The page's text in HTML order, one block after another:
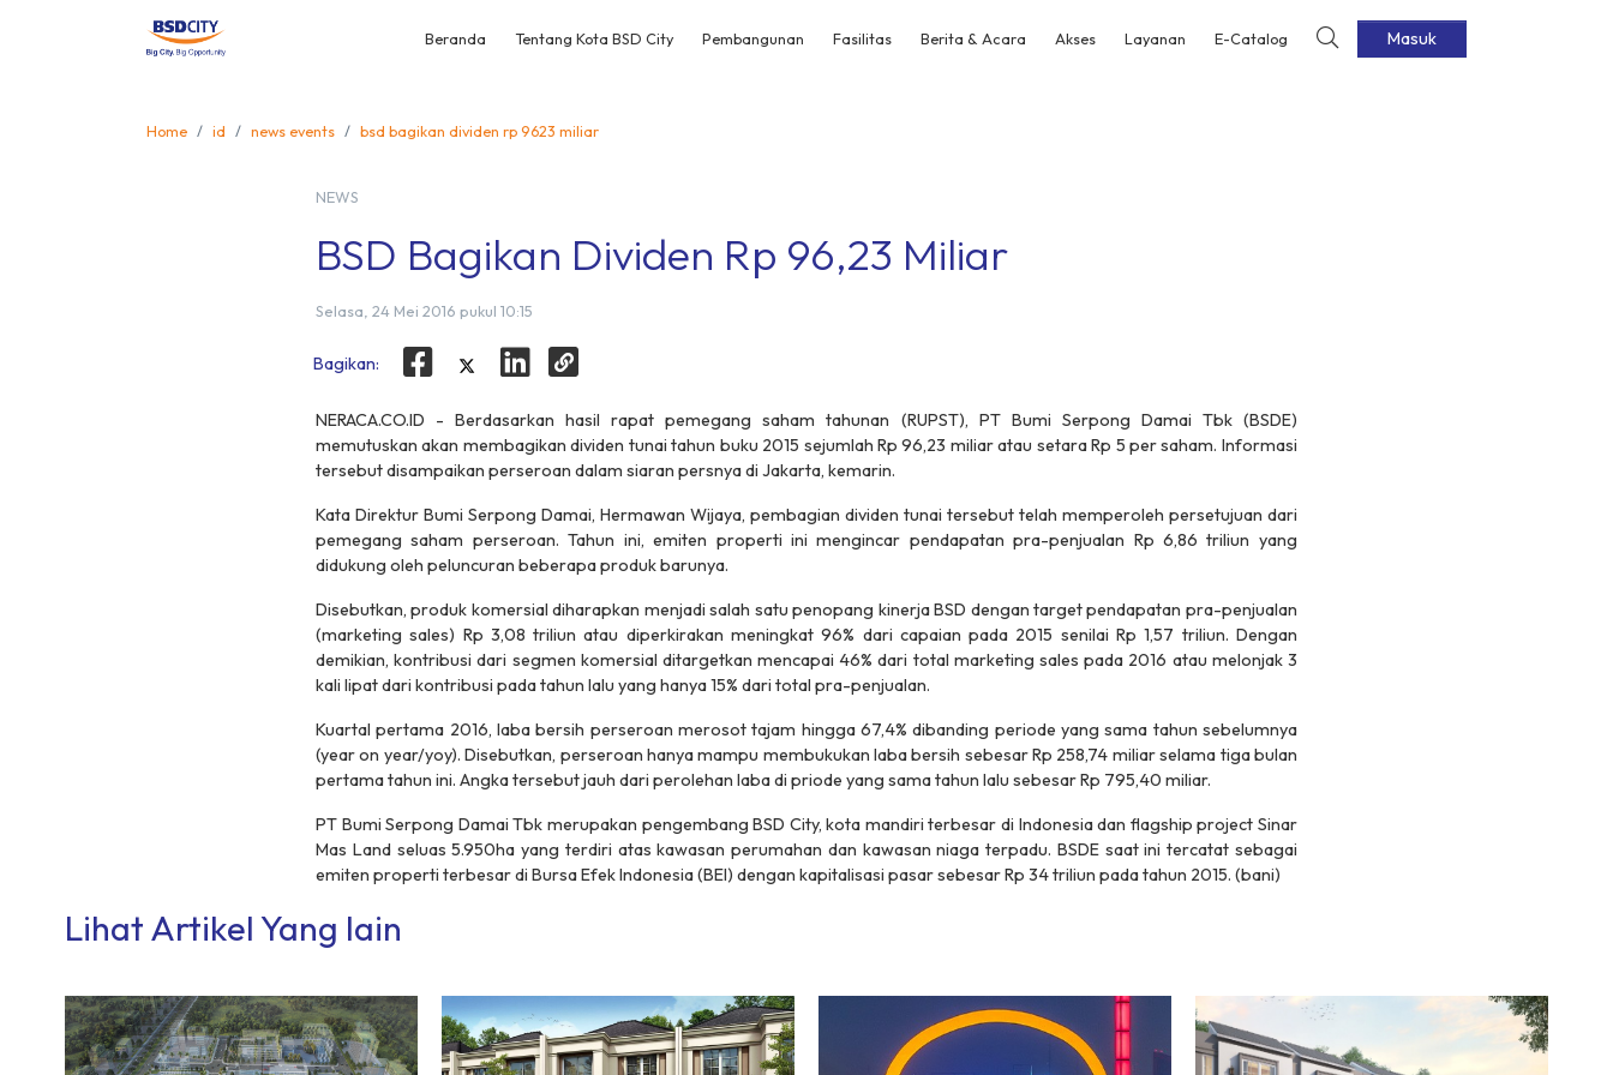
Beranda Tentang Kota BSD City Pembangunan Fasilitas Berita & Acara Akses Layanan E-Catalog Masuk
Home id news events bsd bagikan dividen rp 9623 miliar
NEWS
BSD Bagikan Dividen Rp 96,23 Miliar
Selasa, 24 Mei 2016 pukul 10:15
Bagikan:
NERACA.CO.ID - Berdasarkan hasil rapat pemegang saham tahunan (RUPST), PT Bumi Serpong Damai Tbk (BSDE)
memutuskan akan membagikan dividen tunai tahun buku 2015 sejumlah Rp 96,23 miliar atau setara Rp 5 per saham. Informasi
tersebut disampaikan perseroan dalam siaran persnya di Jakarta, kemarin.
Kata Direktur Bumi Serpong Damai, Hermawan Wijaya, pembagian dividen tunai tersebut telah memperoleh persetujuan dari
pemegang saham perseroan. Tahun ini, emiten properti ini mengincar pendapatan pra-penjualan Rp 6,86 triliun yang
didukung oleh peluncuran beberapa produk barunya.
Disebutkan, produk komersial diharapkan menjadi salah satu penopang kinerja BSD dengan target pendapatan pra-penjualan
(marketing sales) Rp 3,08 triliun atau diperkirakan meningkat 96% dari capaian pada 2015 senilai Rp 1,57 triliun. Dengan
demikian, kontribusi dari segmen komersial ditargetkan mencapai 46% dari total marketing sales pada 2016 atau melonjak 3
kali lipat dari kontribusi pada tahun lalu yang hanya 15% dari total pra-penjualan.
Kuartal pertama 2016, laba bersih perseroan merosot tajam hingga 67,4% dibanding periode yang sama tahun sebelumnya
(year on year/yoy). Disebutkan, perseroan hanya mampu membukukan laba bersih sebesar Rp 258,74 miliar selama tiga bulan
pertama tahun ini. Angka tersebut jauh dari perolehan laba di priode yang sama tahun lalu sebesar Rp 795,40 miliar.
PT Bumi Serpong Damai Tbk merupakan pengembang BSD City, kota mandiri terbesar di Indonesia dan flagship project Sinar
Mas Land seluas 5.950ha yang terdiri atas kawasan perumahan dan kawasan niaga terpadu. BSDE saat ini tercatat sebagai
emiten properti terbesar di Bursa Efek Indonesia (BEI) dengan kapitalisasi pasar sebesar Rp 34 triliun pada tahun 2015. (bani)
Lihat Artikel Yang lain